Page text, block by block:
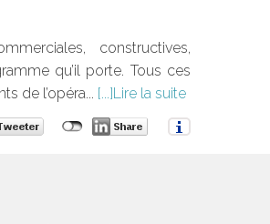
constructives,
qu’il porte. Tous ces
de l’opéra...
Lire la suite